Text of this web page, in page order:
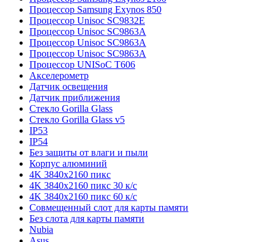
Процессор Samsung Exynos 850
Процессор Unisoc SC9832E
Процессор Unisoc SC9863A
Процессор Unisoc SC9863A
Процессор Unisoc SC9863A
Процессор UNISoC T606
Акселерометр
Датчик освещения
Датчик приближения
Стекло Gorilla Glass
Стекло Gorilla Glass v5
IP53
IP54
Без защиты от влаги и пыли
Корпус алюминий
4K 3840x2160 пикс
4K 3840x2160 пикс 30 к/с
4K 3840x2160 пикс 60 к/с
Совмещенный слот для карты памяти
Без слота для карты памяти
Nubia